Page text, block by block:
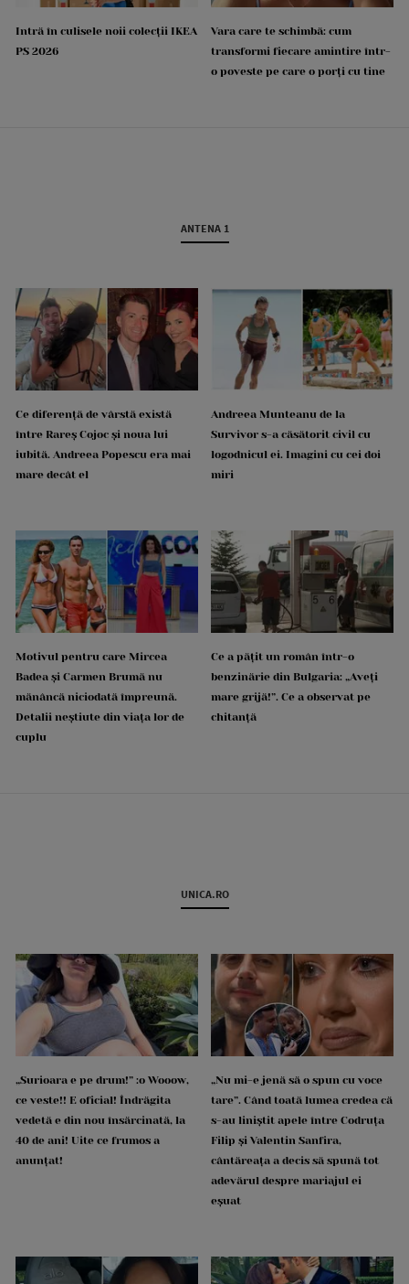
Intră în culisele noii colecții IKEA
PS 2026
Vara care te schimbă: cum
transformi fiecare amintire într-
o poveste pe care o porți cu tine
ANTENA 1
Ce diferență de vârstă există
între Rareș Cojoc și noua lui
iubită. Andreea Popescu era mai
mare decât el
Andreea Munteanu de la
Survivor s-a căsătorit civil cu
logodnicul ei. Imagini cu cei doi
miri
Motivul pentru care Mircea
Badea și Carmen Brumă nu
mănâncă niciodată împreună.
Detalii neștiute din viața lor de
cuplu
Ce a pățit un român într-o
benzinărie din Bulgaria: „Aveți
mare grijă!”. Ce a observat pe
chitanță
UNICA.RO
„Surioara e pe drum!” :o Wooow,
ce veste!! E oficial! Îndrăgita
vedetă e din nou însărcinată, la
40 de ani! Uite ce frumos a
anunțat!
„Nu mi-e jenă să o spun cu voce
tare”. Când toată lumea credea că
s-au liniștit apele între Codruța
Filip și Valentin Sanfira,
cântăreața a decis să spună tot
adevărul despre mariajul ei
eșuat